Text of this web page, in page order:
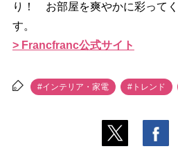
り！ お部屋を爽やかに彩って
す。
> Francfranc公式サイト
#インテリア・家電 #トレンド